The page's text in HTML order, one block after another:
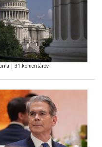
| 31 komentárov